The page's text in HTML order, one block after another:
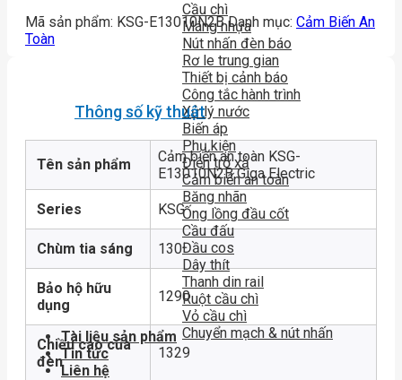
Cầu chì
Máng nhựa
Nút nhấn đèn báo
Rơ le trung gian
Thiết bị cảnh báo
Công tắc hành trình
Xử lý nước
Biến áp
Phụ kiện
Điện trở xả
Cảm biến an toàn
Băng nhãn
Ống lồng đầu cốt
Cầu đấu
Đầu cos
Dây thít
Thanh din rail
Ruột cầu chì
Vỏ cầu chì
Chuyển mạch & nút nhấn
Tài liệu sản phẩm
Tin tức
Liên hệ
Mã sản phẩm: KSG-E13010N2B Danh mục: Cảm Biến An
Toàn
Thông số kỹ thuật
Tên sản phẩm
Cảm biến an toàn KSG-
E13010N2B Giga Electric
Series KSG
Chùm tia sáng 130
Bảo hộ hữu
dụng
1290
Chiều cao của
đèn
1329